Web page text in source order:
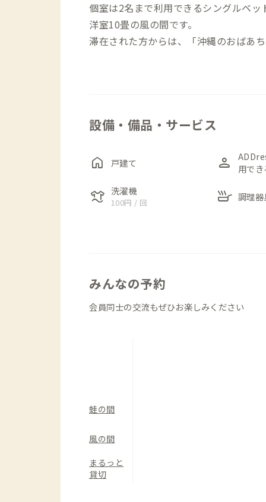
個室は2名まで利用できるシングルベ
洋室10畳の風の間です。
滞在された方からは、「沖縄のおばあ
お風呂はシャワーのみですが、徒歩16
また、家から徒歩1分の所にある「御
緑あふれる広々とした空間が広がって
高台にあるため、その公園の駐車場か
麗です。
設備・備品・サービス
home 戸建て person
用で
laundry 洗濯機
100円 / 回 skillet 調理器
みんなの予約
会員同士の交流もぜひお楽しみください
蛙の間
風の間
まるっと
貸切